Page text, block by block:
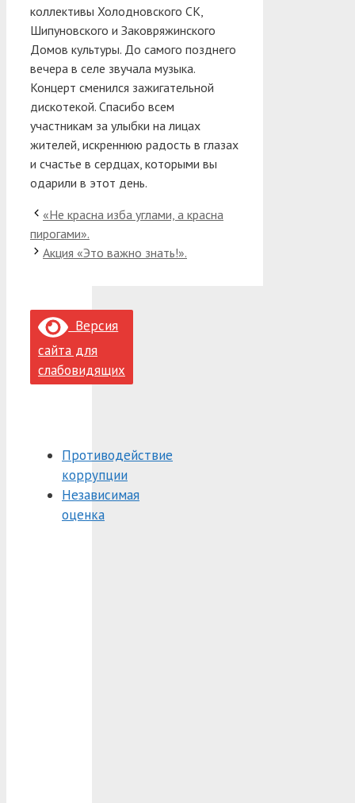
коллективы Холодновского СК,
Шипуновского и Заковряжинского
Домов культуры. До самого позднего
вечера в селе звучала музыка.
Концерт сменился зажигательной
дискотекой. Спасибо всем
участникам за улыбки на лицах
жителей, искреннюю радость в глазах
и счастье в сердцах, которыми вы
одарили в этот день.
«Не красна изба углами, а красна
пирогами».
Акция «Это важно знать!».
Версия
сайта для
слабовидящих
Противодействие
коррупции
Независимая
оценка